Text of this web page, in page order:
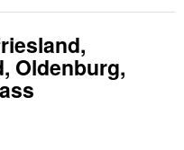
Oldenburg,